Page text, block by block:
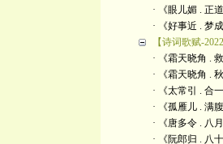
· 《眼儿媚 . 正
· 《好事近 . 梦
【诗词歌赋-
· 《霜天晓角 .
· 《霜天晓角 .
· 《太常引 . 合
· 《孤雁儿 . 满
· 《唐多令 . 八
· 《阮郎归 . 八